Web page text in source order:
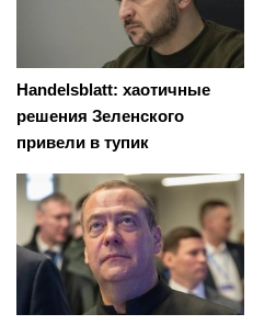
Handelsblatt: хаотичные
решения Зеленского
привели в тупик